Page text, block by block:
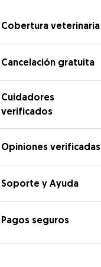
Cobertura veterinaria
Cancelación gratuita
Cuidadores
verificados
Opiniones verificadas
Soporte y Ayuda
Pagos seguros